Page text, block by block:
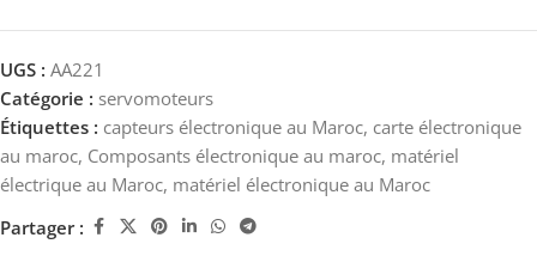
UGS : AA221
Catégorie : servomoteurs
Étiquettes : capteurs électronique au Maroc, carte électronique
au maroc, Composants électronique au maroc, matériel
électrique au Maroc, matériel électronique au Maroc
Partager :